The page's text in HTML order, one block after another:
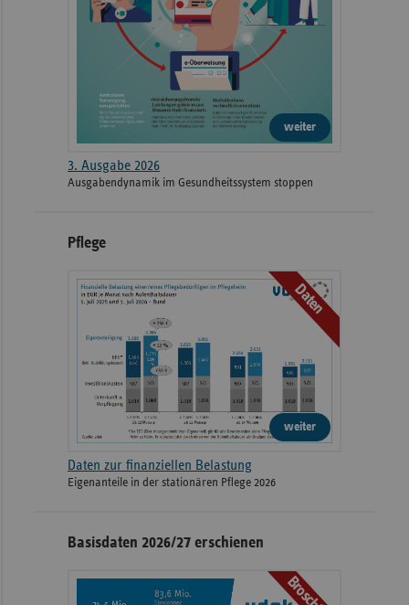
weiter
3. Ausgabe 2026
Ausgabendynamik im Gesundheitssystem stoppen
Pflege
Daten
weiter
Daten zur finanziellen Belastung
Eigenanteile in der stationären Pflege 2026
Basisdaten 2026/27 erschienen